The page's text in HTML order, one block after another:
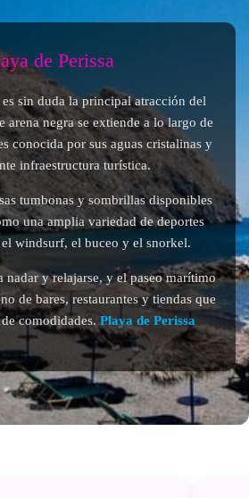
de Perissa
es sin duda la principal atracción del
arena negra se extiende a lo largo de
conocida por sus aguas cristalinas y
infraestructura turística.
tumbonas y sombrillas disponibles
una amplia variedad de deportes
windsurf, el buceo y el snorkel.
nadar y relajarse, y el paseo marítimo
de bares, restaurantes y tiendas que
comodidades. Playa de Perissa